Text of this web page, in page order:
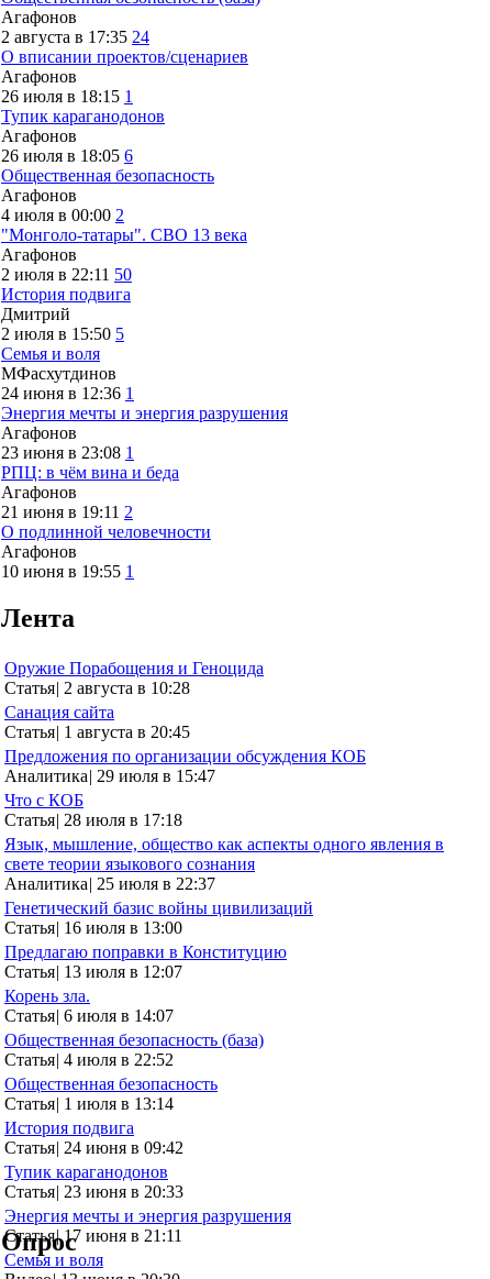
Агафонов
2 августа в 17:35 24
О вписании проектов/сценариев
Агафонов
26 июля в 18:15 1
Тупик караганодонов
Агафонов
26 июля в 18:05 6
Общественная безопасность
Агафонов
4 июля в 00:00 2
"Монголо-татары". СВО 13 века
Агафонов
2 июля в 22:11 50
История подвига
Дмитрий
2 июля в 15:50 5
Семья и воля
МФасхутдинов
24 июня в 12:36 1
Энергия мечты и энергия разрушения
Агафонов
23 июня в 23:08 1
РПЦ: в чём вина и беда
Агафонов
21 июня в 19:11 2
О подлинной человечности
Агафонов
10 июня в 19:55 1
Лента
Оружие Порабощения и Геноцида
Статья| 2 августа в 10:28
Санация сайта
Статья| 1 августа в 20:45
Предложения по организации обсуждения КОБ
Аналитика| 29 июля в 15:47
Что с КОБ
Статья| 28 июля в 17:18
Язык, мышление, общество как аспекты одного явления в
свете теории языкового сознания
Аналитика| 25 июля в 22:37
Генетический базис войны цивилизаций
Статья| 16 июля в 13:00
Предлагаю поправки в Конституцию
Статья| 13 июля в 12:07
Корень зла.
Статья| 6 июля в 14:07
Общественная безопасность (база)
Статья| 4 июля в 22:52
Общественная безопасность
Статья| 1 июля в 13:14
История подвига
Статья| 24 июня в 09:42
Тупик караганодонов
Статья| 23 июня в 20:33
Энергия мечты и энергия разрушения
Статья| 17 июня в 21:11
Семья и воля
Опрос